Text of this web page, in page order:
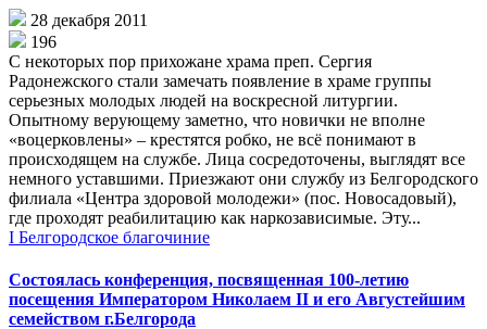
28 декабря 2011
196
С некоторых пор прихожане храма преп. Сергия
Радонежского стали замечать появление в храме группы
серьезных молодых людей на воскресной литургии.
Опытному верующему заметно, что новички не вполне
«воцерковлены» – крестятся робко, не всё понимают в
происходящем на службе. Лица сосредоточены, выглядят все
немного уставшими. Приезжают они службу из Белгородского
филиала «Центра здоровой молодежи» (пос. Новосадовый),
где проходят реабилитацию как наркозависимые. Эту...
I Белгородское благочиние
Состоялась конференция, посвященная 100-летию
посещения Императором Николаем II и его Августейшим
семейством г.Белгорода